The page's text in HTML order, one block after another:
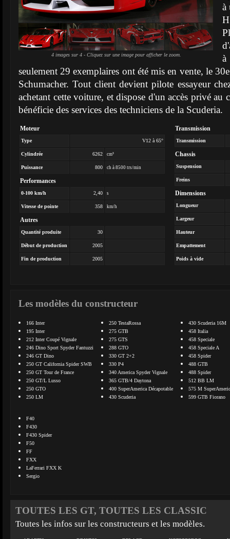
4 images sur 4 - Cliquez sur une image pour afficher le zoom.
à
seulement 29 exemplaires ont été mis en vente, le
Schumacher. Tout client devient pilote essayeur
achetant cette voiture, et dispose d'un accès privé au
bénéficie des services des techniciens de la Scuderia.
Moteur
Type V12 à 65°
Cylindrée 6262 cm³
Puissance 800 ch à 8500 trs/min
Performances
0-100 km/h 2,40 s
Vitesse de pointe 358 km/h
Autres
Quantité produite 30
Début de production 2005
Fin de production 2005
Transmission
Transmission
Chassis
Suspension
Freins
Dimensions
Longueur
Largeur
Hauteur
Empattement
Poids à vide
Les modèles du constructeur
166 Inter
195 Inter
212 Inter Coupé Vignale
246 Dino Sport Spyder Fantuzzi
246 GT Dino
250 GT California Spider SWB
250 GT Tour de France
250 GT/L Lusso
250 GTO
250 LM
250 TestaRossa
275 GTB
275 GTS
288 GTO
330 GT 2+2
330 P4
340 America Spyder Vignale
365 GTB/4 Daytona
400 SuperAmerica Décapotable
430 Scuderia
430 Scuderia 16M
458 Italia
458 Speciale
458 Speciale A
458 Spider
488 GTB
488 Spider
512 BB LM
575 M
599 GTB Fiorano
F40
F430
F430 Spider
F50
FF
FXX
LaFerrari FXX K
Sergio
TOUTES LES GT, TOUTES LES CLASSIC
Toutes les infos sur les constructeurs et les modèles.